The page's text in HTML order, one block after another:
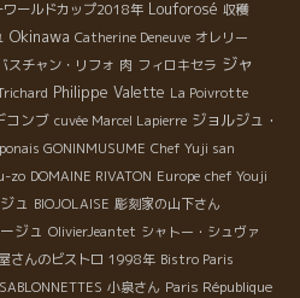
ワールドカップ2018年 Louforosé 収穫
Okinawa Catherine Deneuve オレリー
スチャン・リフォ 肉 フィロキセラ ジャ
Philippe Valette La Poivrotte
コンブ cuvée Marcel Lapierre ジョルジュ・
GONINMUSUME Chef Yuji san
zo DOMAINE RIVATON Europe chef Youji
ュ BIOJOLAISE 彫刻家の山下さん
ジュ OlivierJeantet シャトー・シュヴァ
さんのビストロ 1998年 Bistro Paris
小泉さん Paris République